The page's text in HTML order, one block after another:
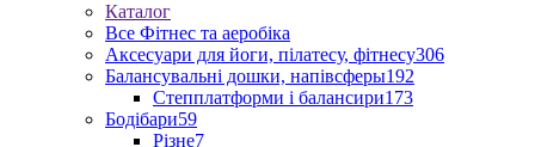
Каталог
Все Фітнес та аеробіка
Аксесуари для йоги, пілатесу, фітнесу306
Балансувальні дошки, напівсферы192
Степплатформи і балансири173
Бодібари59
Різне7